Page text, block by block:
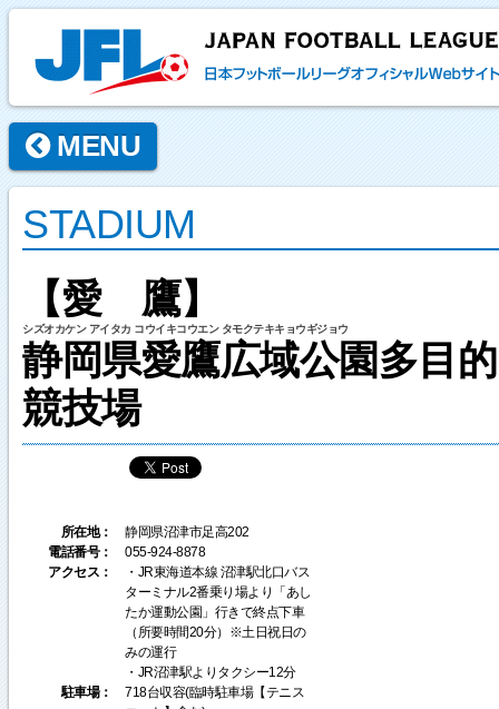
MENU
STADIUM
【愛 鷹】
シズオカケン アイタカ コウイキコウエン タモクテキキョウギジョウ
静岡県愛鷹広域公園多目的
競技場
所在地： 静岡県沼津市足高202
電話番号： 055-924-8878
アクセス：
・JR東海道本線 沼津駅北口バス
ターミナル2番乗り場より「あし
たか運動公園」行きで終点下車
（所要時間20分）※土日祝日の
みの運行
・JR沼津駅よりタクシー12分
駐車場： 718台収容(臨時駐車場【テニス